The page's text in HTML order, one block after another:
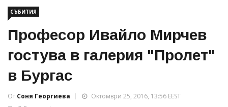
СЪБИТИЯ
Професор Ивайло Мирчев
гостува в галерия "Пролет"
в Бургас
От Соня Георгиева
Октомври 25, 2016, 13:56 EEST